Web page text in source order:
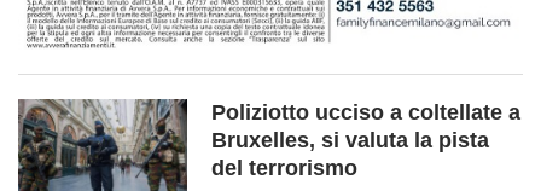
Poliziotto ucciso a coltellate a
Bruxelles, si valuta la pista
del terrorismo